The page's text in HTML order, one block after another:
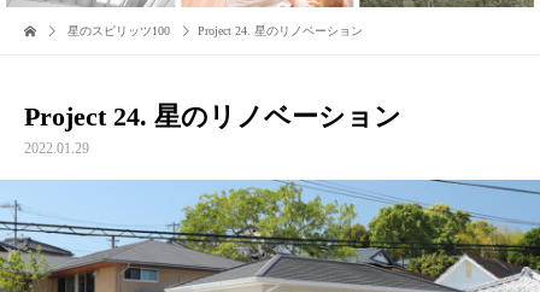
星のスピリッツ100 Project 24. 星のリノベーション
Project 24. 星のリノベーション
2022.01.29